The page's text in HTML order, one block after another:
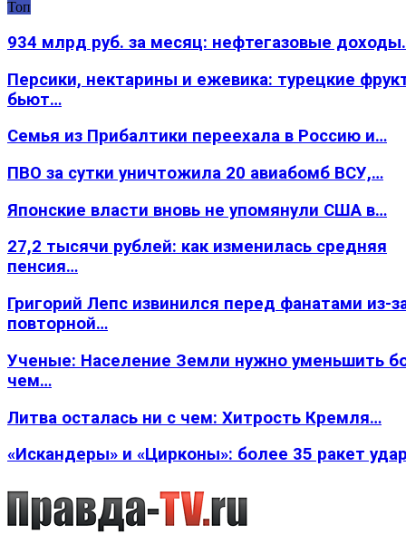
Топ
934 млрд руб. за месяц: нефтегазовые
Персики, нектарины и ежевика: турецкие
бьют…
Семья из Прибалтики переехала в Россию и…
ПВО за сутки уничтожила 20 авиабомб ВСУ,…
Японские власти вновь не упомянули США в…
27,2 тысячи рублей: как изменилась средняя
пенсия…
Григорий Лепс извинился перед фанатами из-
повторной…
Ученые: Население Земли нужно уменьшить
чем…
Литва осталась ни с чем: Хитрость Кремля…
«Искандеры» и «Цирконы»: более 35 ракет